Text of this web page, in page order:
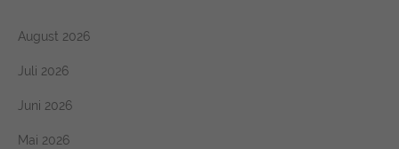
August 2026
Juli 2026
Juni 2026
Mai 2026